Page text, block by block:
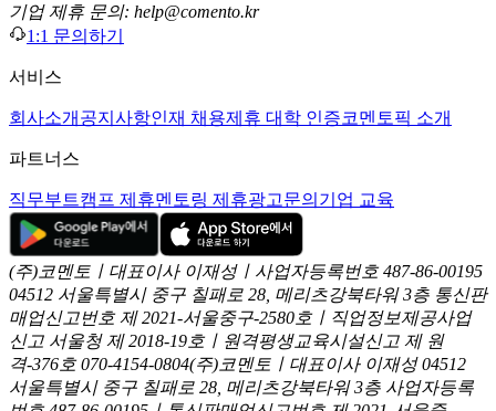
기업 제휴 문의: help@comento.kr
1:1 문의하기
서비스
회사소개 공지사항인재 채용제휴 대학 인증코멘토픽 소개
파트너스
직무부트캠프 제휴멘토링 제휴광고문의 기업 교육
(주)코멘토ㅣ대표이사 이재성ㅣ사업자등록번호 487-86-00195
04512 서울특별시 중구 칠패로 28, 메리츠강북타워 3층 통신판
매업신고번호 제 2021-서울중구-2580호ㅣ직업정보제공사업
신고 서울청 제 2018-19호ㅣ원격평생교육시설신고 제 원
격-376호 070-4154-0804(주)코멘토ㅣ대표이사 이재성 04512
서울특별시 중구 칠패로 28, 메리츠강북타워 3층 사업자등록